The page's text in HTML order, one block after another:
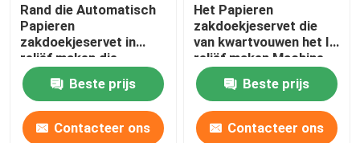
Rand die Automatisch
Papieren
zakdoekjeservet in
reliëf maken die
Machine 7.5KW maken
Beste prijs
Contacteer ons
Het Papieren
zakdoekjeservet die
van kwartvouwen het In
reliëf maken Machine
AC380V 50HZ 4KW
maken Beste prijs
Contacteer ons